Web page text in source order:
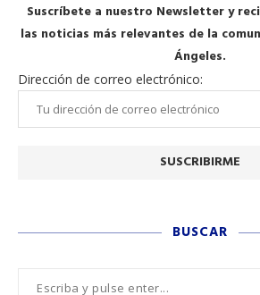
Suscríbete a nuestro Newsletter y
las noticias más relevantes de la
Ángeles.
Dirección de correo electrónico:
BUSCAR